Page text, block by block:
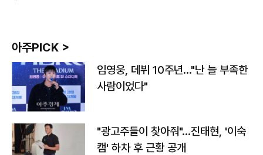
아주PICK >
임영웅, 데뷔 10주년…"난 늘 부족한
사람이었다"
"광고주들이 찾아줘"…진태현, '이숙
캠' 하차 후 근황 공개